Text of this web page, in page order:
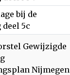
bij de
5c
Gewijzigde
Nijmegen